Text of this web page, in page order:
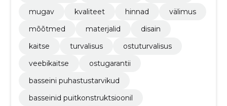
mugav
kvaliteet hinnad
välimus
mõõtmed
materjalid
disain
kaitse
turvalisus
ostuturvalisus
veebikaitse
ostugarantii
basseini puhastustarvikud
basseinid puitkonstruktsioonil